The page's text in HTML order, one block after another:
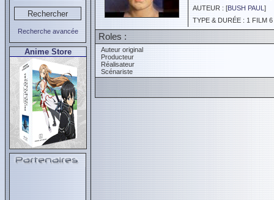
Recherche avancée
Anime Store
AUTEUR : [BUSH PAUL ]
TYPE & DURÉE : 1 FILM
Roles :
Auteur original
Producteur
Réalisateur
Scénariste